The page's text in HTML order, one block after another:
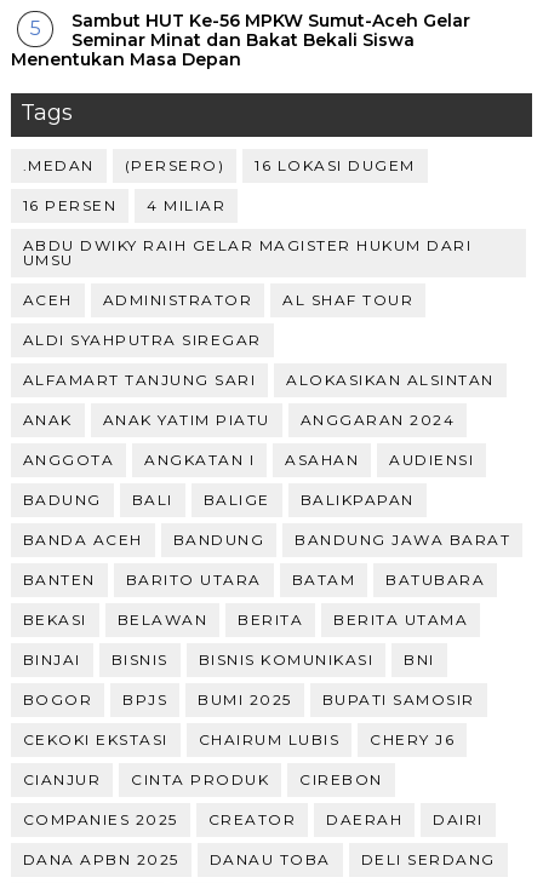
Sambut HUT Ke-56 MPKW Sumut-Aceh Gelar
Seminar Minat dan Bakat Bekali Siswa
Menentukan Masa Depan ‎
Tags
.MEDAN (PERSERO) 16 LOKASI DUGEM
16 PERSEN 4 MILIAR
ABDU DWIKY RAIH GELAR MAGISTER HUKUM DARI
UMSU
ACEH ADMINISTRATOR AL SHAF TOUR
ALDI SYAHPUTRA SIREGAR
ALFAMART TANJUNG SARI ALOKASIKAN ALSINTAN
ANAK ANAK YATIM PIATU ANGGARAN 2024
ANGGOTA ANGKATAN I ASAHAN AUDIENSI
BADUNG BALI BALIGE BALIKPAPAN
BANDA ACEH BANDUNG BANDUNG JAWA BARAT
BANTEN BARITO UTARA BATAM BATUBARA
BEKASI BELAWAN BERITA BERITA UTAMA
BINJAI BISNIS BISNIS KOMUNIKASI BNI
BOGOR BPJS BUMI 2025 BUPATI SAMOSIR
CEKOKI EKSTASI CHAIRUM LUBIS CHERY J6
CIANJUR CINTA PRODUK CIREBON
COMPANIES 2025 CREATOR DAERAH DAIRI
DANA APBN 2025 DANAU TOBA DELI SERDANG